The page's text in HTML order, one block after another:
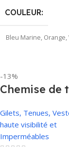
COULEUR
Bleu Marine, Orange,
-13%
Chemise de
Gilets, Tenues,
haute visibilité et
Imperméables